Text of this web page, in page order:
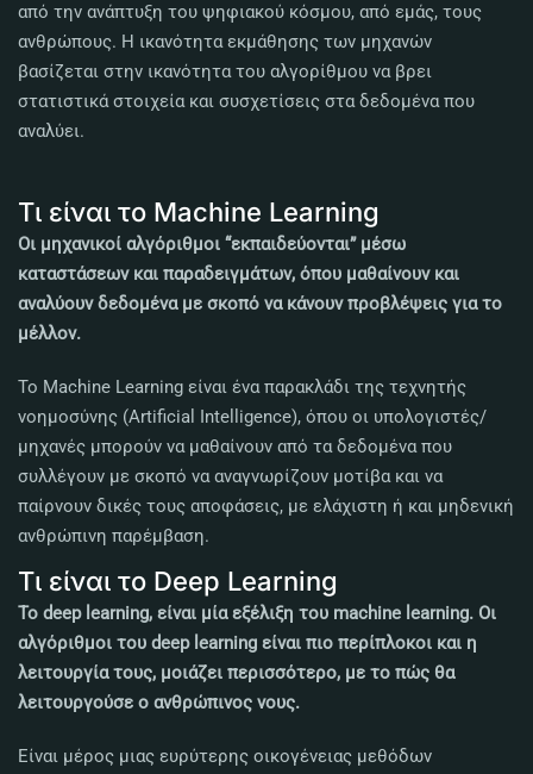
από την ανάπτυξη του ψηφιακού κόσμου, από εμάς, τους
ανθρώπους. Η ικανότητα εκμάθησης των μηχανών
βασίζεται στην ικανότητα του αλγορίθμου να βρει
στατιστικά στοιχεία και συσχετίσεις στα δεδομένα που
αναλύει.
Τι είναι το Machine Learning
Οι μηχανικοί αλγόριθμοι “εκπαιδεύονται” μέσω
καταστάσεων και παραδειγμάτων, όπου μαθαίνουν και
αναλύουν δεδομένα με σκοπό να κάνουν προβλέψεις για το
μέλλον.
Το Machine Learning είναι ένα παρακλάδι της τεχνητής
νοημοσύνης (Artificial Intelligence), όπου οι υπολογιστές/
μηχανές μπορούν να μαθαίνουν από τα δεδομένα που
συλλέγουν με σκοπό να αναγνωρίζουν μοτίβα και να
παίρνουν δικές τους αποφάσεις, με ελάχιστη ή και μηδενική
ανθρώπινη παρέμβαση.
Τι είναι το Deep Learning
Το deep learning, είναι μία εξέλιξη του machine learning. Οι
αλγόριθμοι του deep learning είναι πιο περίπλοκοι και η
λειτουργία τους, μοιάζει περισσότερο, με το πώς θα
λειτουργούσε ο ανθρώπινος νους.
Είναι μέρος μιας ευρύτερης οικογένειας μεθόδων